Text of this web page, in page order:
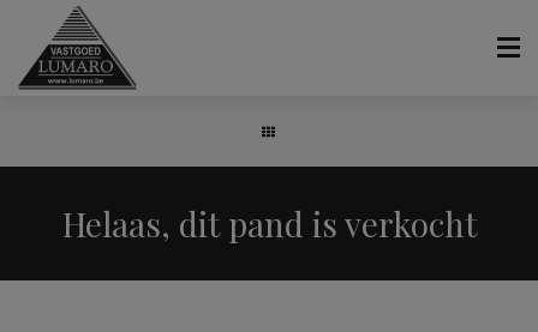
Helaas, dit pand is verkocht